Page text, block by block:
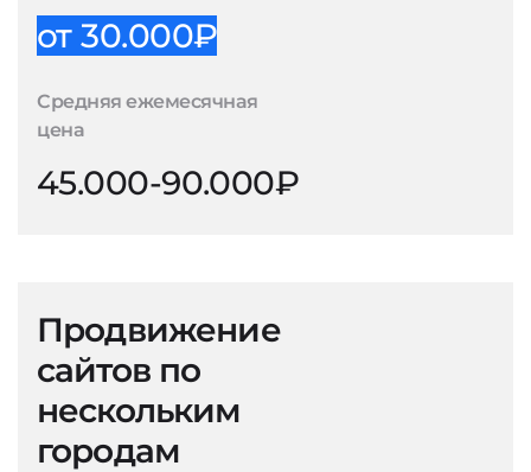
от 30.000₽
Средняя ежемесячная
цена
45.000-90.000₽
Продвижение
сайтов по
нескольким
городам